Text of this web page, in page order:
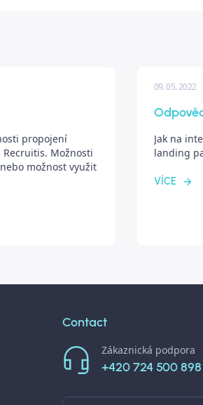
propojení
Recruitis. Možnosti
možnost využit
09. 05. 2022
Jak na
landing
VÍCE
Contact
Zákaznická podpora
+420 724 500 898